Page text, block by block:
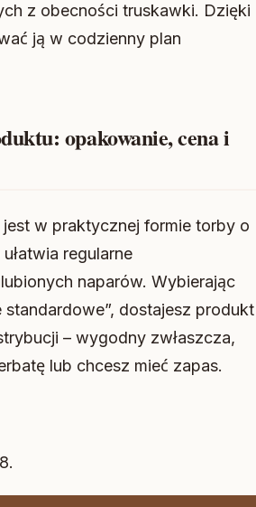
z obecności truskawki. Dzięki
ją w codzienny plan
opakowanie, cena i
w praktycznej formie torby o
regularne
naparów. Wybierając
standardowe”, dostajesz produkt
– wygodny zwłaszcza,
lub chcesz mieć zapas.